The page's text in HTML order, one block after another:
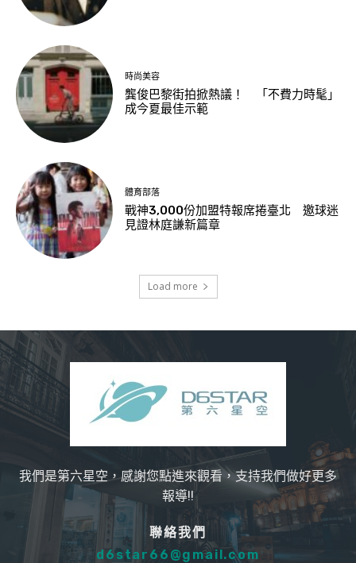
時尚美容
龔俊巴黎街拍掀熱議！ 「不費力時髦」
成今夏最佳示範
體育部落
戰神3,000份加盟特報席捲臺北 邀球迷
見證林庭謙新篇章
Load more
我們是第六星空，感謝您點進來觀看，支持我們做好更多
報導!!
聯絡我們
d6star66@gmail.com